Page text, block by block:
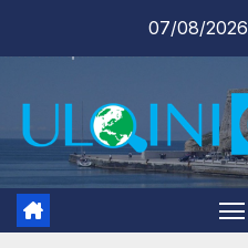
07/08/2026